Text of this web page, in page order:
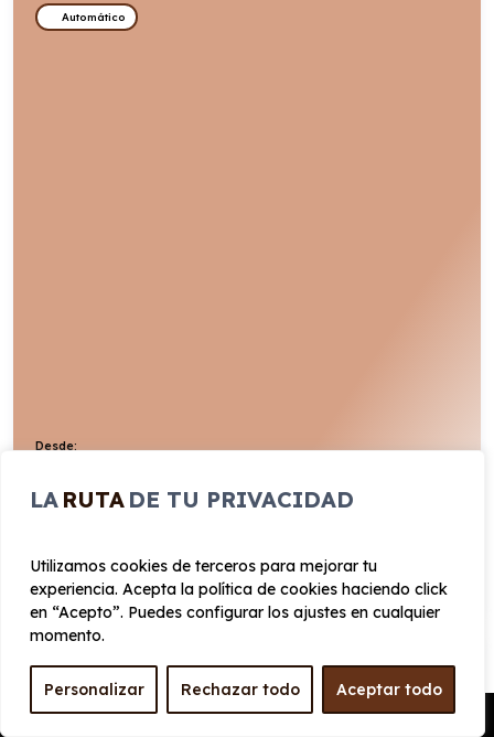
LA RUTA DE TU PRIVACIDAD
Utilizamos cookies de terceros para mejorar tu
experiencia. Acepta la política de cookies haciendo click
en “Acepto”. Puedes configurar los ajustes en cualquier
momento.
Personalizar Rechazar todo Aceptar todo
Automático
Desde:
VER PRODUCTO
Pedir Presupuesto